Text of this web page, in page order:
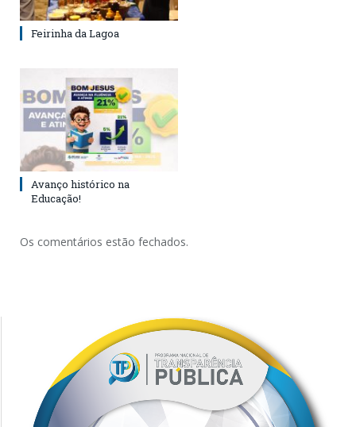
Feirinha da Lagoa
Avanço histórico na
Educação!
Os comentários estão fechados.